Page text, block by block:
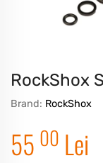
RockShox
Brand: RockShox
55 00 Lei